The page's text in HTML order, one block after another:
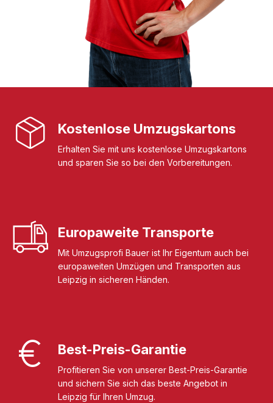
Kostenlose Umzugskartons
Erhalten Sie mit uns kostenlose Umzugskartons
und sparen Sie so bei den Vorbereitungen.
Europaweite Transporte
Mit Umzugsprofi Bauer ist Ihr Eigentum auch bei
europaweiten Umzügen und Transporten aus
Leipzig in sicheren Händen.
Best-Preis-Garantie
Profitieren Sie von unserer Best-Preis-Garantie
und sichern Sie sich das beste Angebot in
Leipzig für Ihren Umzug.